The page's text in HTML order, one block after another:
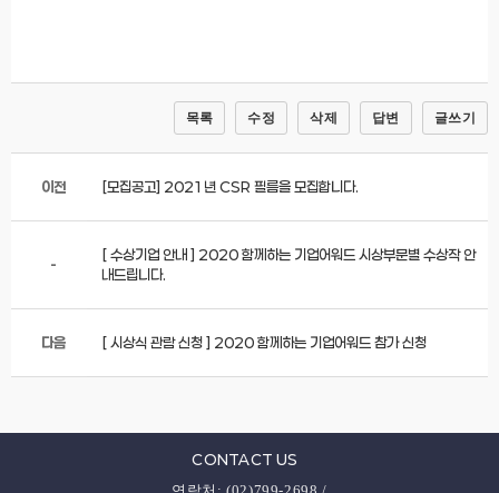
목록 수정 삭제 답변 글쓰기
이전 [모집공고] 2021년 CSR 필름을 모집합니다.
-
[ 수상기업 안내 ] 2020 함께하는 기업어워드 시상부문별 수상작 안
내드립니다.
다음 [ 시상식 관람 신청 ] 2020 함께하는 기업어워드 참가 신청
CONTACT US